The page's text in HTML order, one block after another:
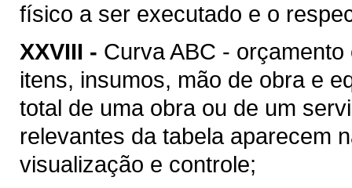
físico a ser executado e o
XXVIII - Curva ABC -
itens, insumos, mão de obra e
total de uma obra ou de um
relevantes da tabela aparecem
visualização e controle;